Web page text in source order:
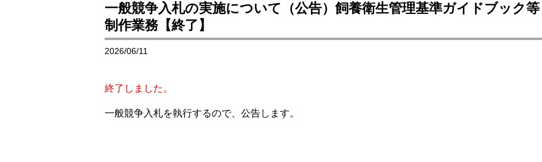
一般競争入札の実施について（公告）飼養衛生管理基準ガイドブック等
制作業務【終了】
2026/06/11
終了しました。
一般競争入札を執行するので、公告します。